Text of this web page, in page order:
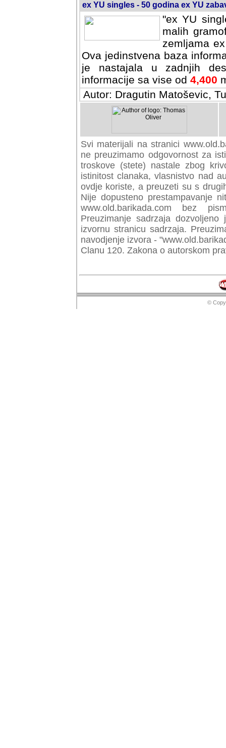
ex YU singles - 50 godina ex YU
"ex YU
malih
zemljama
Ova jedinstvena baza
je nastajala u zadnjih
informacije sa vise od 4,400
Autor: Dragutin Matoševic,
Svi materijali na stranici
preuzimamo odgovornost za
troskove (stete) nastale zbog
istinitost clanaka, vlasnistvo nad
ovdje koriste, a preuzeti su s
Nije dopusteno prestampavanje
www.old.barikada.com bez
Preuzimanje sadrzaja
izvornu stranicu sadrzaja.
navodjenje izvora -
Clanu 120. Zakona o autorskom
©